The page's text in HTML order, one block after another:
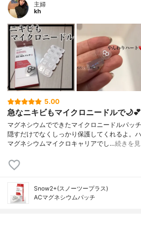
主婦
kh
5.00
急なニキビもマイクロニードルで🌙💕
マグネシウムでできたマイクロニードルパッ
隠すだけでなくしっかり保護してくれるよ。
マグネシウムマイクロキャリアでし…続きを
Snow2+(スノーツープラス)
ACマグネシウムパッチ